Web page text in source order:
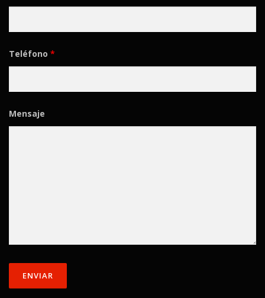
Teléfono *
Mensaje